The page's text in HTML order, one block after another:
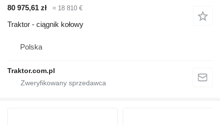
80 975,61 zł ≈ 18 810 €
Traktor - ciągnik kołowy
Polska
Traktor.com.pl